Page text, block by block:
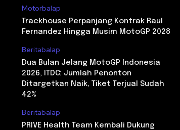
Motorbalap
Trackhouse Perpanjang Kontrak Raul
Fernandez Hingga Musim MotoGP 2028
Beritabalap
Dua Bulan Jelang MotoGP Indonesia
2026, ITDC: Jumlah Penonton
Ditargetkan Naik, Tiket Terjual Sudah
42%
Beritabalap
PRIVE Health Team Kembali Dukung